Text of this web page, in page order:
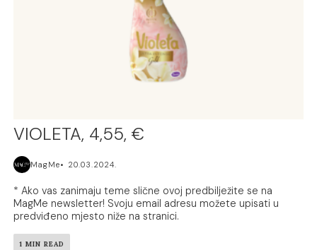
VIOLETA, 4,55, €
MagMe 20.03.2024.
* Ako vas zanimaju teme slične ovoj predbilježite se na
MagMe newsletter! Svoju email adresu možete upisati u
predviđeno mjesto niže na stranici.
1 MIN READ